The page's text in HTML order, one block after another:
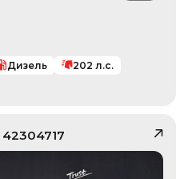
Дизель 202 л.с.
42304717